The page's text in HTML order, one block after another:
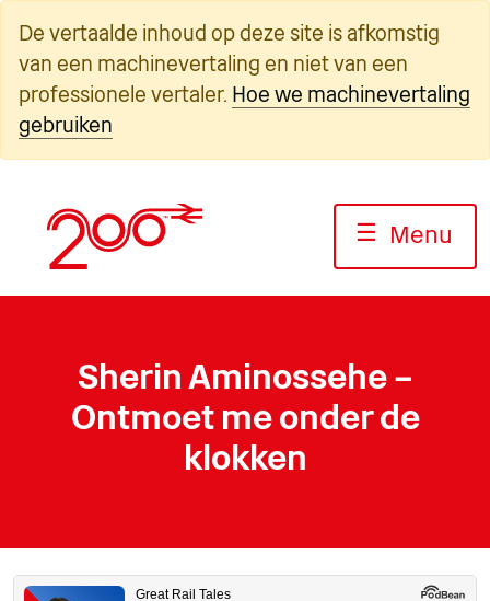
naar
inhoud
De vertaalde inhoud op deze site is afkomstig
van een machinevertaling en niet van een
professionele vertaler. Hoe we machinevertaling
gebruiken
☰ Menu
Sherin Aminossehe –
Ontmoet me onder de
klokken